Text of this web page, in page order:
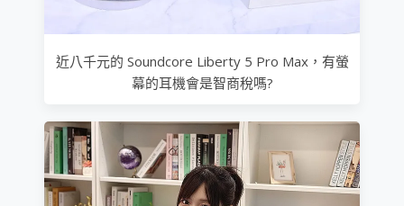
近八千元的 Soundcore Liberty 5 Pro Max，有螢
幕的耳機會是智商稅嗎?